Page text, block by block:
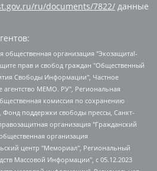
ru/documents/7822/ данные
в Латвийской Республике (регистрационный номер 50008295751, дата регистрации 24.02.2020), Великовский Дмитрий Александрович, Долинина Ирина Николаевна, Мароховская Алеся Алексеевна, Шлейнов Роман Юрьевич, Шмагун Олеся Валентиновна, Общество с ограниченной ответственностью "Альтаир 2021", Общество с ограниченной ответственностью "Вега 2021", Общество с ограниченной ответственностью "Главный редактор 2021", Общество с ограниченной ответственностью "Ромашки монолит", Важенков Артем Валерьевич, Ивановская областная общественная организация "Центр гендерных исследований", Гурман Юрий Альбертович, Медиапроект "ОВД-Инфо", Егоров Владимир Владимирович, Жилинский Владимир Александрович, Общество с ограниченной ответственностью "ЗП", Иванова София Юрьевна, Карезина Инна Павловна, Кильтау Екатерина Викторовна, Петров Алексей Викторович, Пискунов Сергей Евгеньевич, Смирнов Сергей Сергеевич, Тихонов Михаил Сергеевич, Общество с ограниченной ответственностью "ЖУРНАЛИСТ-ИНОСТРАННЫЙ АГЕНТ", Арапова Галина Юрьевна, Вольтская Татьяна Анатольевна, Американская компания "Mason G.E.S. Anonymous Foundation" (США), являющаяся владельцем интернет-издания https://mnews.world/, Компания "Stichting Bellingcat", зарегистрированная в Нидерландах (дата регистрации 11.07.2018), Захаров Андрей Вячеславович, Клепиковская Екатерина Дмитриевна, Общество с ограниченной ответственностью "МЕМО", Перл Роман Александрович, Симонов Евгений Алексеевич, Соловьева Елена Анатольевна, Сотников Даниил Владимирович, Сурначева Елизавета Дмитриевна, Автономная некоммерческая организация по защите прав человека и информированию населения "Якутия – Наше Мнение", Общество с ограниченной ответственностью "Москоу диджитал медиа", с 26.01.2023 Общество с ограниченной ответственностью "Чайка Белые сады", Ветошкина Валерия Валерьевна, Заговора Максим Александрович, Межрегиональное общественное движение "Российская ЛГБТ - сеть", Оленичев Максим Владимирович, Павлов Иван Юрьевич, Скворцова Елена Сергеевна, Общество с ограниченной ответственностью "Как бы инагент", Кочетков Игорь Викторович, Общество с ограниченной ответственностью "Честные выборы", Еланчик Олег Александрович, Общество с ограниченной ответственностью "Нобелевский призыв", Гималова Регина Эмилевна, Григорьев Андрей Валерьевич, Григорьева Алина Александровна, Ассоциация по содействию защите прав призывников, альтернативнослужащих и военнослужащих "Правозащитная группа "Гражданин.Армия.Право", Хисамова Регина Фаритовна, Автономная некоммерческая организация по реализации социально-правовых программ "Лилит", Дальневосточное общественное движение "Маяк", Санкт-Петербургская ЛГБТ-инициативная группа "Выход", Инициативная группа ЛГБТ+ "Реверс", Алексеев Андрей Викторович, Бекбулатова Таисия Львовна, Беляев Иван Михайлович, Владыкина Елена Сергеевна, Гельман Марат Александрович, Никульшина Вероника Юрьевна, Толоконникова Надежда Андреевна, Шендерович Виктор Анатольевич, Общество с ограниченной ответственностью "Данное сообщение", Общество с ограниченной ответственностью Издательский дом "Новая глава", Айнбиндер Александра Александровна, Московский комьюнити-центр для ЛГБТ+инициатив, Благотворительный фонд развития филантропии, Deutsche Welle (Германия, Kurt-Schumacher-Strasse 3, 53113 Bonn), Борзунова Мария Михайловна, Воробьев Виктор Викторович, Голубева Анна Львовна, Константинова Алла Михайловна, Малкова Ирина Владимировна, Мурадов Мурад Абдулгалимович, Осетинская Елизавета Николаевна, Понасенков Евгений Николаевич, Ганапольский Матвей Юрьевич, Киселев Евгений Алексеевич, Борухович Ирина Григорьевна, Дремин Иван Тимофеевич, Дубровский Дмитрий Викторович, Красноярская региональная общественная организация поддержки и развития альтернативных образовательных технологий и межкультурных коммуникаций "ИНТЕРРА", Маяковская Екатерина Алексеевна, Фейгин Марк Захарович, Филимонов Андрей Викторович, Дзугкоева Регина Николаевна, Доброхотов Роман Александрович, Дудь Юрий Александрович, Елкин Сергей Владимирович, Кругликов Кирилл Игоревич, Сабунаева Мария Леонидовна, Семенов Алексей Владимирович, Шаинян Карен Багратович, Шульман Екатерина Михайловна, Асафьев Артур Валерьевич, Вахштайн Виктор Семенович, Венедиктов Алексей Алексеевич, Лушникова Екатерина Евгеньевна, Волков Леонид Михайлович, Невзоров Александр Глебович, Пархоменко Сергей Борисович, Сироткин Ярослав Николаевич, Кара-Мурза Владимир Владимирович, Баранова Наталья Владимировна, Гозман Леонид Яковлевич, Кагарлицкий Борис Юльевич, Климарев Михаил Валерьевич, Милов Владимир Станиславович, Автономная некоммерческая организация Краснодарский центр современного искусства "Типография", Моргенштерн Алишер Тагирович, Соболь Любовь Эдуардовна, Общество с ограниченной ответственностью "ЛИЗА НОРМ", Каспаров Гарри Кимович, Ходорковский Михаил Борисович, Общество с ограниченной ответственностью "Апрельские тезисы", Данилович Ирина Брониславовна, Кашин Олег Владимирович, Петров Николай Владимирович, Пивоваров Алексей Владимирович, Соколов Михаил Владимирович, Цветкова Юлия Владимировна, Чичваркин Евгений Александрович, Комитет против пыток/Команда против пыток, Общество с ограниченной ответственностью "Первый научный", Общество с ограниченной ответственностью "Вертолет и ко", Белоцерковская Вероника Борисовна, Кац Максим Евгеньевич, Лазарева Татьяна Юрьевна, Шаведдинов Руслан Табризович, Яшин Илья Валерьевич, Общество с ограниченной ответственностью "Иноагент ААВ", Алешковский Дмитрий Петрович, Альбац Евгения Марковна, Быков Дмитрий Львович, Галямина Юлия Евгеньевна, Лойко Сергей Леонидович, Мартынов Кирилл Константинович, Медведев Сергей Александрович, Крашенинников Федор Геннадиевич, Гордеева Катерина Вл